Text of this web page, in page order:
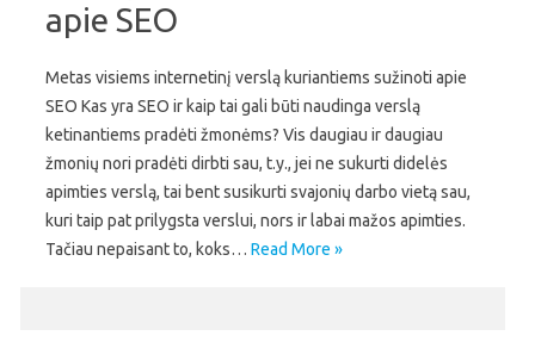
apie SEO
Metas visiems internetinį verslą kuriantiems sužinoti apie
SEO Kas yra SEO ir kaip tai gali būti naudinga verslą
ketinantiems pradėti žmonėms? Vis daugiau ir daugiau
žmonių nori pradėti dirbti sau, t.y., jei ne sukurti didelės
apimties verslą, tai bent susikurti svajonių darbo vietą sau,
kuri taip pat prilygsta verslui, nors ir labai mažos apimties.
Tačiau nepaisant to, koks… Read More »